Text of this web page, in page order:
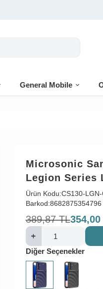
General Mobile
Microsonic
Legion Series
Ürün Kodu:CS130-
Barkod:8682875354796
389,87 TL354,00
Diğer Seçenekler